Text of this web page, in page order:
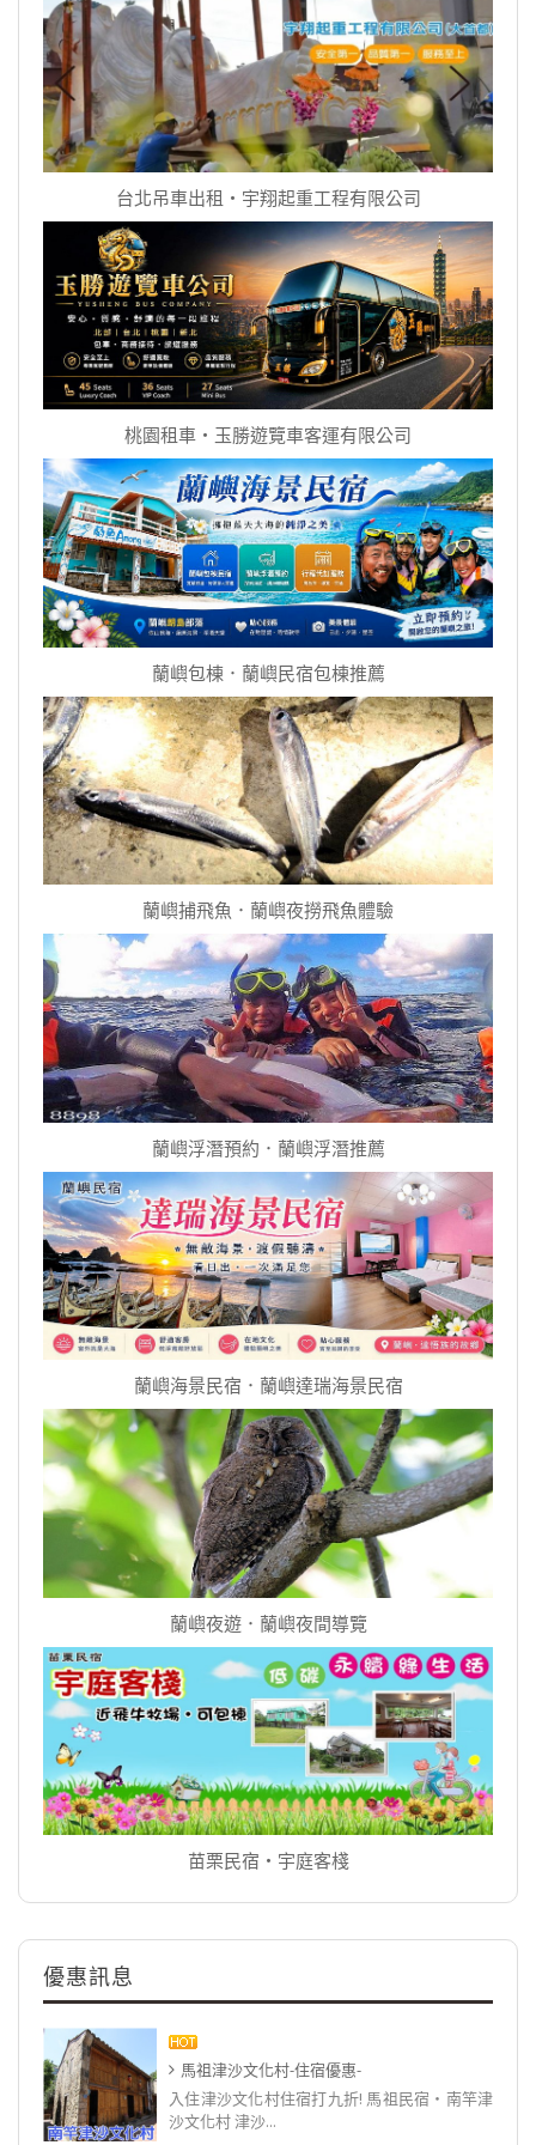
台北吊車出租‧宇翔起重工程有限公司
桃園租車‧玉勝遊覽車客運有限公司
蘭嶼包棟．蘭嶼民宿包棟推薦
蘭嶼捕飛魚．蘭嶼夜撈飛魚體驗
蘭嶼浮潛預約．蘭嶼浮潛推薦
蘭嶼海景民宿．蘭嶼達瑞海景民宿
蘭嶼夜遊．蘭嶼夜間導覽
苗栗民宿‧宇庭客棧
優惠訊息
馬祖津沙文化村-住宿優惠-
入住津沙文化村住宿打九折! 馬祖民宿‧南竿津
沙文化村 津沙...